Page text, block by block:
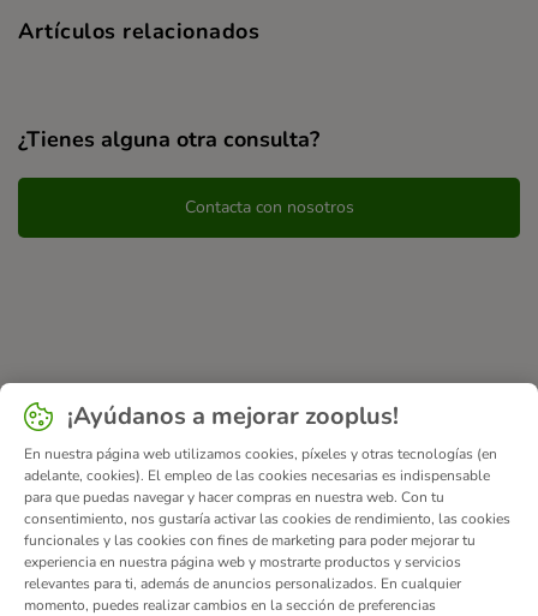
Artículos relacionados
¿Tienes alguna otra consulta?
Contacta con nosotros
¡Ayúdanos a mejorar zooplus!
En nuestra página web utilizamos cookies, píxeles y otras tecnologías (en
adelante, cookies). El empleo de las cookies necesarias es indispensable
para que puedas navegar y hacer compras en nuestra web. Con tu
consentimiento, nos gustaría activar las cookies de rendimiento, las cookies
funcionales y las cookies con fines de marketing para poder mejorar tu
experiencia en nuestra página web y mostrarte productos y servicios
relevantes para ti, además de anuncios personalizados. En cualquier
momento, puedes realizar cambios en la sección de preferencias